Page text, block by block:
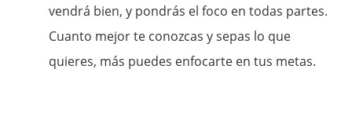
vendrá bien, y pondrás el foco en todas partes.
Cuanto mejor te conozcas y sepas lo que
quieres, más puedes enfocarte en tus metas.